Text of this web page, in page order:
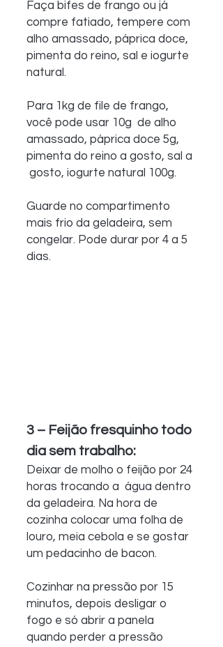
Faça bifes de frango ou já
compre fatiado, tempere com
alho amassado, páprica doce,
pimenta do reino, sal e iogurte
natural.
Para 1kg de file de frango,
você pode usar 10g  de alho
amassado, páprica doce 5g,
pimenta do reino a gosto, sal a
gosto, iogurte natural 100g.
Guarde no compartimento
mais frio da geladeira, sem
congelar. Pode durar por 4 a 5
dias.
3 – Feijão fresquinho todo
dia sem trabalho:
Deixar de molho o feijão por 24
horas trocando a  água dentro
da geladeira. Na hora de
cozinha colocar uma folha de
louro, meia cebola e se gostar
um pedacinho de bacon.
Cozinhar na pressão por 15
minutos, depois desligar o
fogo e só abrir a panela
quando perder a pressão